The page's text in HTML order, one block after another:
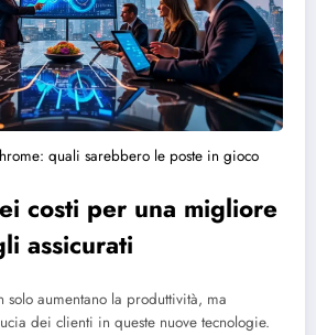
quali sarebbero le poste in gioco
costi per una migliore
assicurati
solo aumentano la produttività, ma
dei clienti in queste nuove tecnologie.